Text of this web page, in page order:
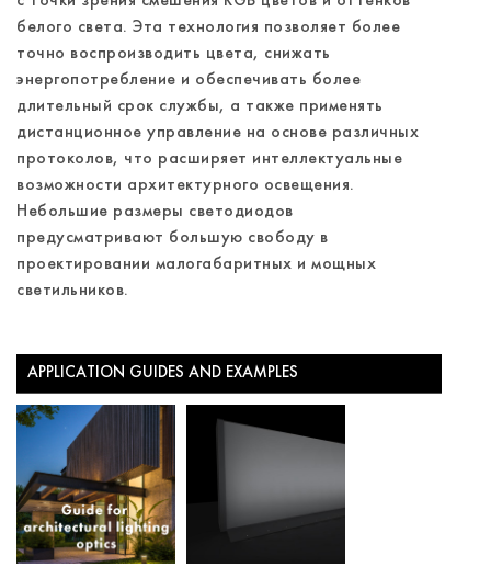
белого света. Эта технология позволяет более
точно воспроизводить цвета, снижать
энергопотребление и обеспечивать более
длительный срок службы, а также применять
дистанционное управление на основе различных
протоколов, что расширяет интеллектуальные
возможности архитектурного освещения.
Небольшие размеры светодиодов
предусматривают большую свободу в
проектировании малогабаритных и мощных
светильников.
APPLICATION GUIDES AND EXAMPLES